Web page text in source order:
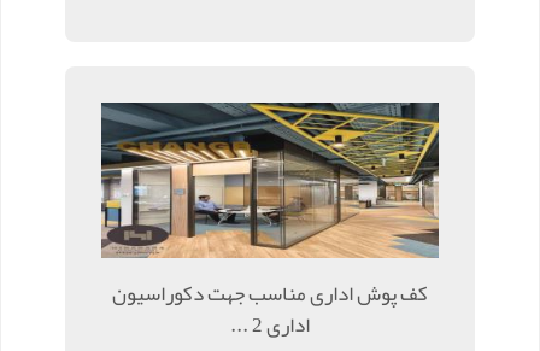
کف پوش اداری مناسب جهت دکوراسیون
اداری 2 ...